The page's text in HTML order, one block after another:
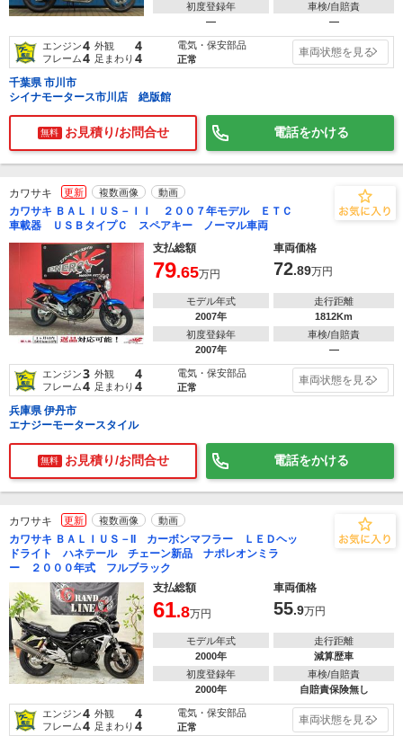
初度登録年
―
車検/自賠責
―
エンジン4 外観 4
フレーム4 足まわり 4
電気・保安部品
正常
車両状態を見る
千葉県 市川市
シイナモータース市川店 絶版館
無料 お見積り/お問合せ 電話をかける
カワサキ 更新 複数画像 動画
カワサキ ＢＡＬＩＵＳ－ＩＩ ２００７年モデル ＥＴＣ
車載器 ＵＳＢタイプＣ スペアキー ノーマル車両
支払総額
車両価格
79.65万円 72.89万円
モデル年式
2007年
走行距離
1812Km
初度登録年
2007年
車検/自賠責
―
エンジン3 外観 4
フレーム4 足まわり 4
電気・保安部品
正常
車両状態を見る
兵庫県 伊丹市
エナジーモータースタイル
無料 お見積り/お問合せ 電話をかける
カワサキ 更新 複数画像 動画
カワサキ ＢＡＬＩＵＳ－II カーボンマフラー ＬＥＤヘッ
ドライト ハネテール チェーン新品 ナポレオンミラ
ー ２０００年式 フルブラック
支払総額
車両価格
61.8万円 55.9万円
モデル年式
2000年
走行距離
減算歴車
初度登録年
2000年
車検/自賠責
自賠責保険無し
エンジン4 外観 4
フレーム4 足まわり 4
電気・保安部品
正常
車両状態を見る